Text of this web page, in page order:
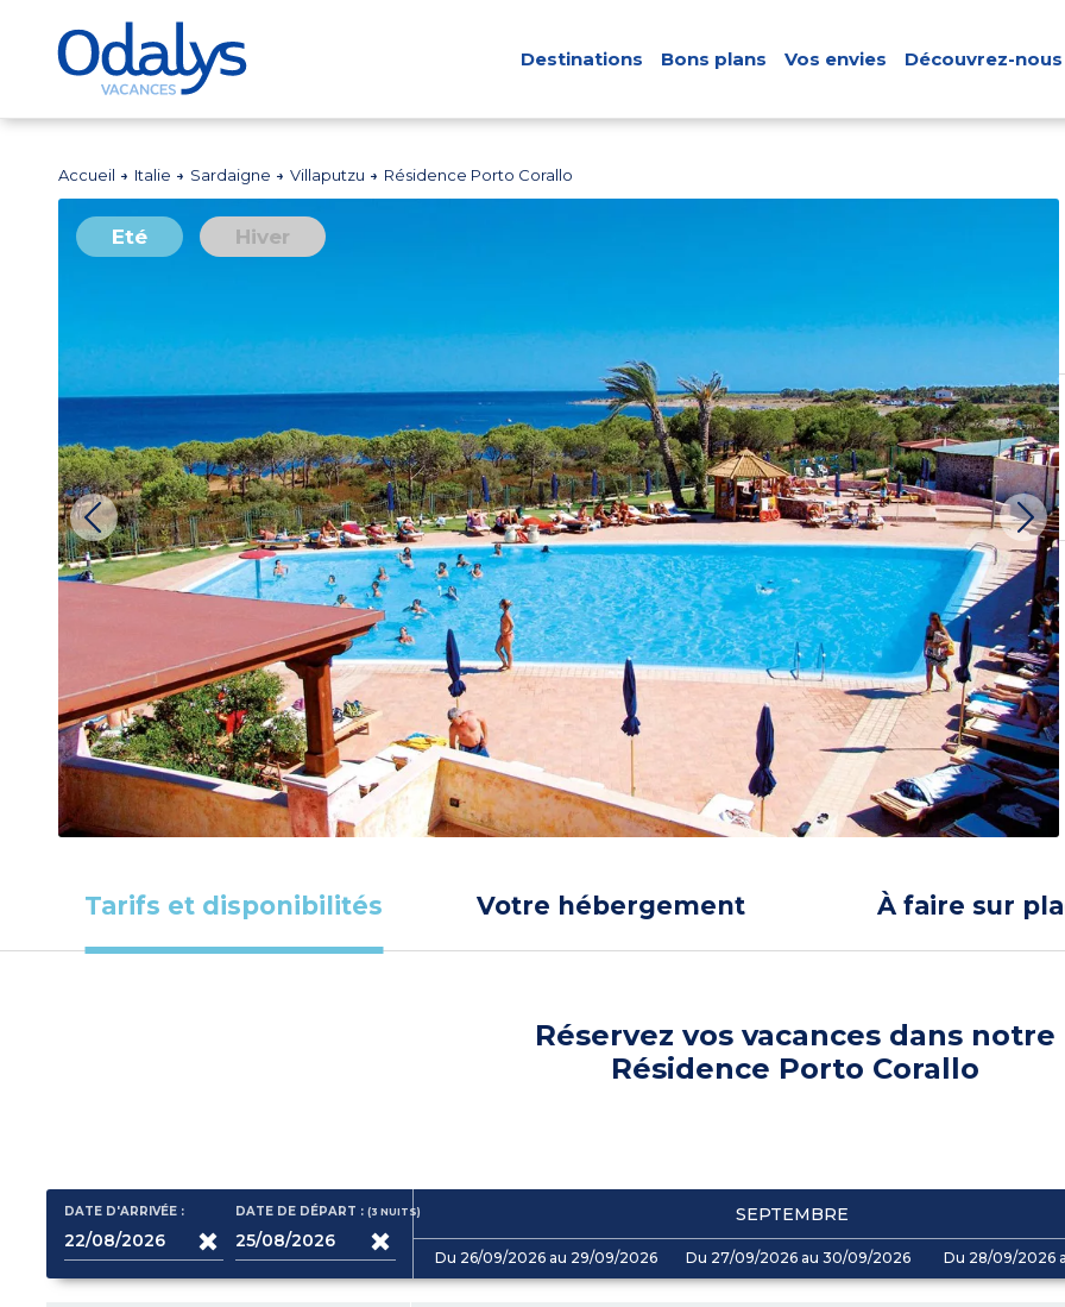
Destinations Bons plans Vos envies Découvrez-nous
Accueil Italie Sardaigne Villaputzu Résidence Porto Corallo
Eté Hiver
Tarifs et disponibilités Votre hébergement À faire sur
Réservez vos vacances dans notre
Résidence Porto Corallo
DATE D'ARRIVÉE : DATE DE DÉPART :(3NUITS) SEPTEMBRE
Du 26/09/2026 au 29/09/2026 Du 27/09/2026 au 30/09/2026 Du 28/09/2026